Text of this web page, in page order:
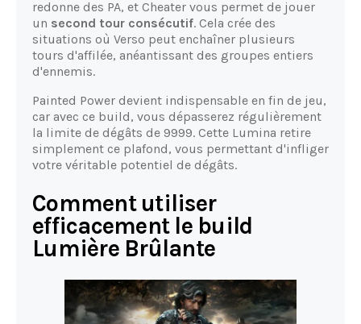
redonne des PA, et Cheater vous permet de jouer
un second tour consécutif. Cela crée des
situations où Verso peut enchaîner plusieurs
tours d'affilée, anéantissant des groupes entiers
d'ennemis.
Painted Power devient indispensable en fin de jeu,
car avec ce build, vous dépasserez régulièrement
la limite de dégâts de 9999. Cette Lumina retire
simplement ce plafond, vous permettant d'infliger
votre véritable potentiel de dégâts.
Comment utiliser
efficacement le build
Lumière Brûlante